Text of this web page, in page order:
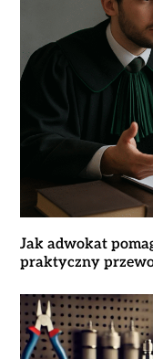
Jak adwokat
praktyczny